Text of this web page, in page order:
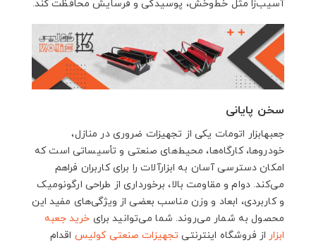
آسیب‌زا مثل خط‌وخش، پوسیدگی و فرسایش محافظت کند.
سخن پایانی
جعبهابزار اتومات یکی از تجهیزات ضروری در منازل،
خودروها، کارگاه‌ها، محیط‌های صنعتی و تأسیساتی است که
امکان دسترسی آسان به ابزارآلات را برای کاربران فراهم
می‌کند. دوام و مقاومت بالا، برخورداری از طراحی ارگونومیک
و کاربردی، ابعاد و وزن مناسب بعضی از ویژگی‌های مفید این
محصول به شمار می‌روند. شما می‌توانید برای خرید جعبه
ابزار از فروشگاه اینترنتی تجهیزات صنعتی کولیس اقدام